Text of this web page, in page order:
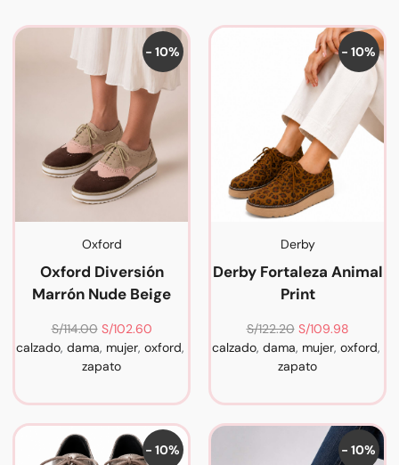
- 10%
Oxford
Oxford Diversión
Marrón Nude Beige
S/114.00 S/102.60
calzado, dama, mujer, oxford,
zapato
- 10%
Derby
Derby Fortaleza Animal
Print
S/122.20 S/109.98
calzado, dama, mujer, oxford,
zapato
- 10% - 10%